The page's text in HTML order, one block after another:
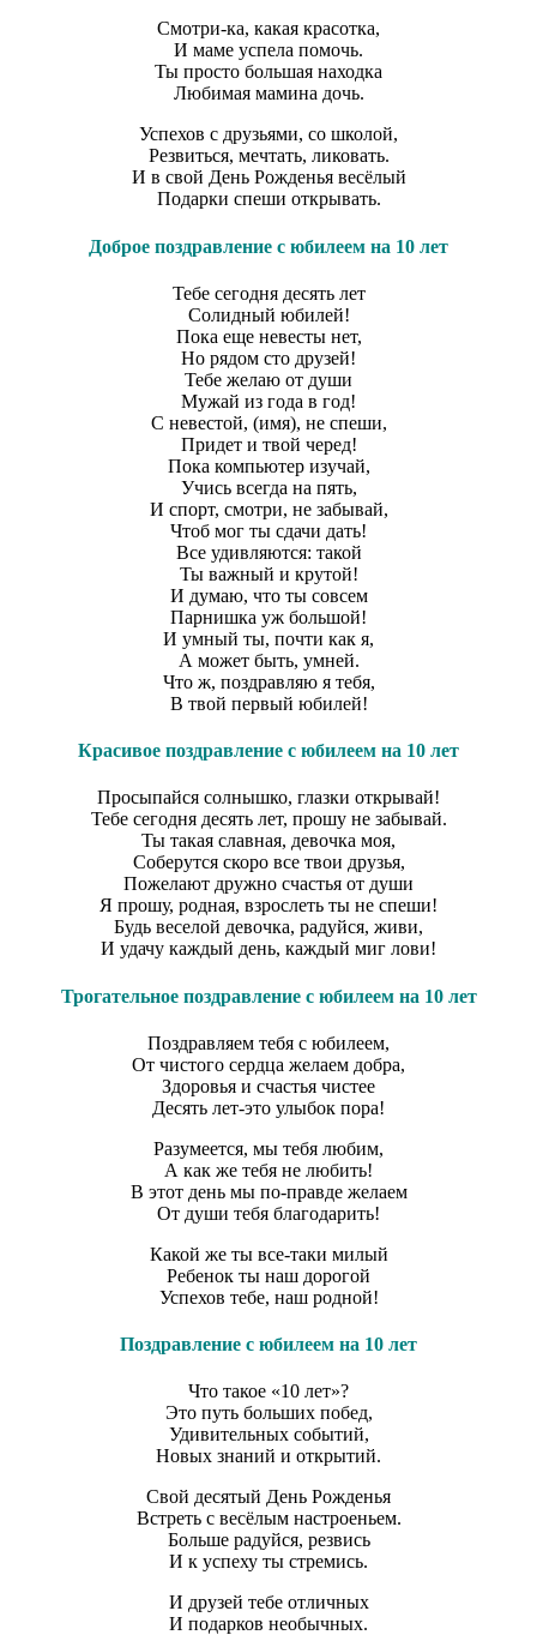
Смотри-ка, какая красотка,
И маме успела помочь.
Ты просто большая находка
Любимая мамина дочь.
Успехов с друзьями, со школой,
Резвиться, мечтать, ликовать.
И в свой День Рожденья весёлый
Подарки спеши открывать.
Доброе поздравление с юбилеем на 10 лет
Тебе сегодня десять лет
Солидный юбилей!
Пока еще невесты нет,
Но рядом сто друзей!
Тебе желаю от души
Мужай из года в год!
С невестой, (имя), не спеши,
Придет и твой черед!
Пока компьютер изучай,
Учись всегда на пять,
И спорт, смотри, не забывай,
Чтоб мог ты сдачи дать!
Все удивляются: такой
Ты важный и крутой!
И думаю, что ты совсем
Парнишка уж большой!
И умный ты, почти как я,
А может быть, умней.
Что ж, поздравляю я тебя,
В твой первый юбилей!
Красивое поздравление с юбилеем на 10 лет
Просыпайся солнышко, глазки открывай!
Тебе сегодня десять лет, прошу не забывай.
Ты такая славная, девочка моя,
Соберутся скоро все твои друзья,
Пожелают дружно счастья от души
Я прошу, родная, взрослеть ты не спеши!
Будь веселой девочка, радуйся, живи,
И удачу каждый день, каждый миг лови!
Трогательное поздравление с юбилеем на 10 лет
Поздравляем тебя с юбилеем,
От чистого сердца желаем добра,
Здоровья и счастья чистее
Десять лет-это улыбок пора!
Разумеется, мы тебя любим,
А как же тебя не любить!
В этот день мы по-правде желаем
От души тебя благодарить!
Какой же ты все-таки милый
Ребенок ты наш дорогой
Успехов тебе, наш родной!
Поздравление с юбилеем на 10 лет
Что такое «10 лет»?
Это путь больших побед,
Удивительных событий,
Новых знаний и открытий.
Свой десятый День Рожденья
Встреть с весёлым настроеньем.
Больше радуйся, резвись
И к успеху ты стремись.
И друзей тебе отличных
И подарков необычных.